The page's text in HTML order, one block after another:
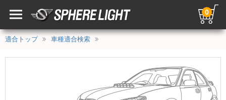
0
適合トップ 車種適合検索